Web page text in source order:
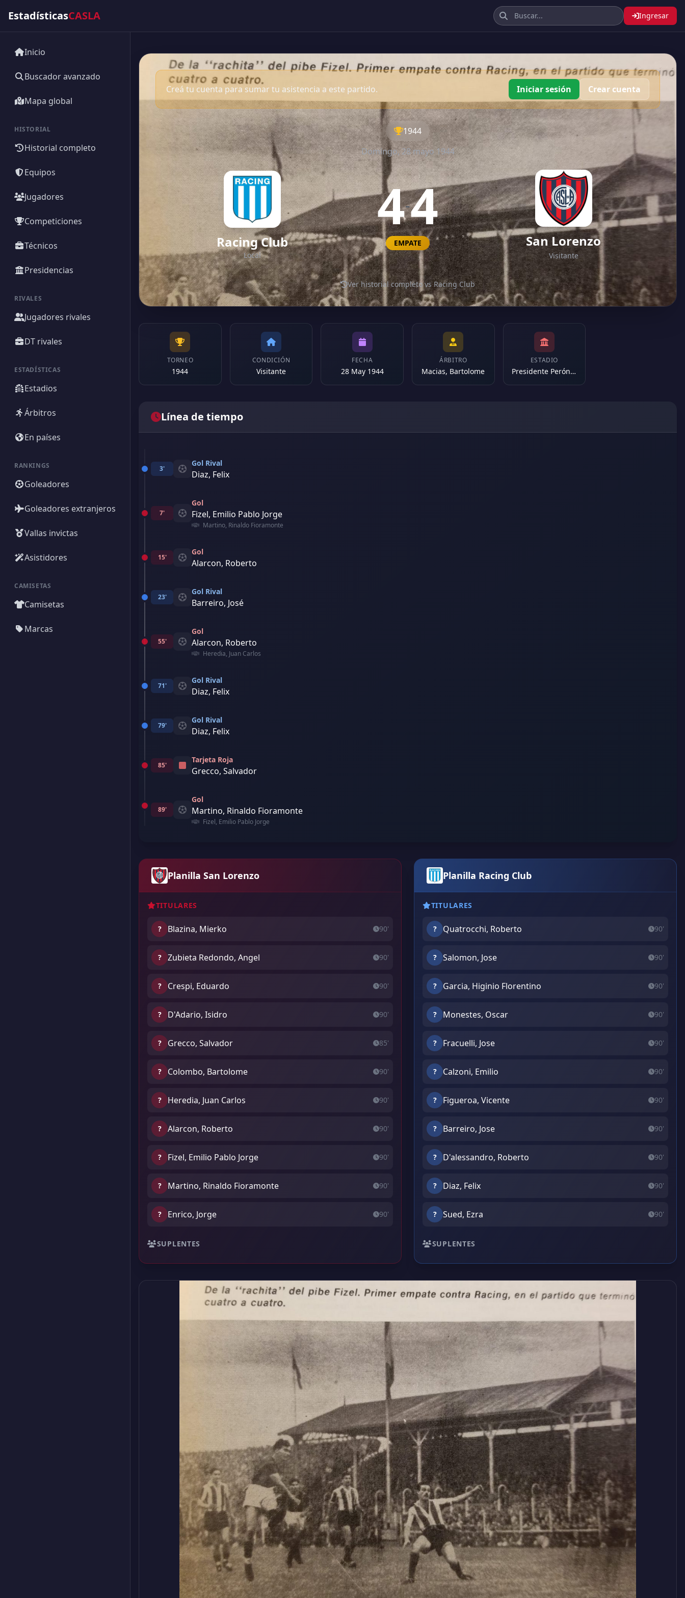
EstadísticasCASLA Ingresar
Inicio
Buscador avanzado
Mapa global
HISTORIAL
Historial completo
Equipos
Jugadores
Competiciones
Técnicos
Presidencias
RIVALES
Jugadores rivales
DT rivales
ESTADÍSTICAS
Estadios
Árbitros
En países
RANKINGS
Goleadores
Goleadores extranjeros
Vallas invictas
Asistidores
CAMISETAS
Camisetas
Marcas
Creá tu cuenta para sumar tu asistencia a este partido. Iniciar sesión Crear cuenta
1944
Domingo, 28 mayo 1944
Racing Club
Local
4-4
EMPATE San Lorenzo
Visitante
Ver historial completo vs Racing Club
TORNEO
1944
CONDICIÓN
Visitante
FECHA
28 May 1944
ÁRBITRO
Macias, Bartolome
ESTADIO
Presidente Perón (Argentina)
Línea de tiempo
3'
Gol Rival
Diaz, Felix
7'
Gol
Fizel, Emilio Pablo Jorge
Martino, Rinaldo Fioramonte
15'
Gol
Alarcon, Roberto
23'
Gol Rival
Barreiro, José
55'
Gol
Alarcon, Roberto
Heredia, Juan Carlos
71'
Gol Rival
Diaz, Felix
79'
Gol Rival
Diaz, Felix
85'
Tarjeta Roja
Grecco, Salvador
89'
Gol
Martino, Rinaldo Fioramonte
Fizel, Emilio Pablo Jorge
Planilla San Lorenzo
TITULARES
? Blazina, Mierko 90'
? Zubieta Redondo, Angel 90'
? Crespi, Eduardo 90'
? D'Adario, Isidro 90'
? Grecco, Salvador 85'
? Colombo, Bartolome 90'
? Heredia, Juan Carlos 90'
? Alarcon, Roberto 90'
? Fizel, Emilio Pablo Jorge 90'
? Martino, Rinaldo Fioramonte 90'
? Enrico, Jorge 90'
SUPLENTES
Planilla Racing Club
TITULARES
? Quatrocchi, Roberto 90'
? Salomon, Jose 90'
? Garcia, Higinio Florentino 90'
? Monestes, Oscar 90'
? Fracuelli, Jose 90'
? Calzoni, Emilio 90'
? Figueroa, Vicente 90'
? Barreiro, Jose 90'
? D'alessandro, Roberto 90'
? Diaz, Felix 90'
? Sued, Ezra 90'
SUPLENTES